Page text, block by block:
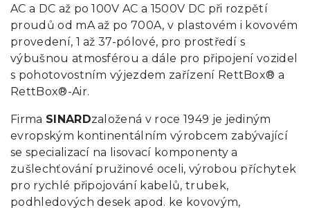
AC a DC až po 100V AC a 1500V DC při rozpětí
proudů od mA až po 700A, v plastovém i kovovém
provedení, 1 až 37-pólové, pro prostředí s
výbušnou atmosférou a dále pro připojení vozidel
s pohotovostním výjezdem zařízení RettBox® a
RettBox®-Air.
Firma SINARDzaložená v roce 1949 je jediným
evropským kontinentálním výrobcem zabývající
se specializací na lisovací komponenty a
zušlechťování pružinové oceli, výrobou příchytek
pro rychlé připojování kabelů, trubek,
podhledových desek apod. ke kovovým,